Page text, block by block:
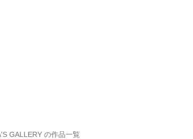
GALLERY の作品一覧